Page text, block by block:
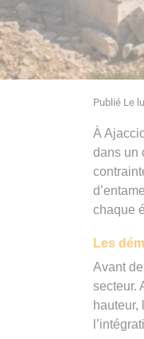
Publié Le
À
dans un
chaque
Les
Avant
secteur.
hauteur,